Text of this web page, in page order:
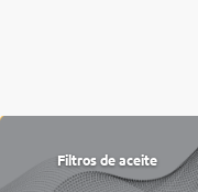
Filtros de aceite